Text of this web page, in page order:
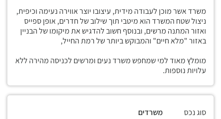
משרד אשר מוכן לעבודה מידית, עיצובו יוצר אווירה נעימה וכיפית,
ניצול שטח המשרד הוא מיטבי תוך שילוב של חדרים, אופן ספייס
ואזור המתנה מרשים, ובנוסף חשוב להדגיש את מיקומו של הבניין
באזור "מלא חיים" והמבוקש ביותר של רמת החייל,
מומלץ מאוד למי שמחפש משרד נעים ומרשים לכניסה מהירה ללא
עלויות נוספות.
סוג נכס
משרדים